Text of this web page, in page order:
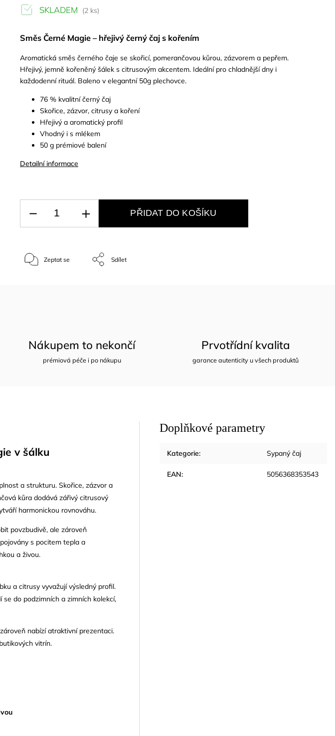
Směs Černé Magie – hřejivý černý čaj s kořením
Aromatická směs černého čaje se skořicí, pomerančovou kůrou, zázvorem a pepřem.
Hřejivý, jemně kořeněný šálek s citrusovým akcentem. Ideální pro chladnější dny i
každodenní rituál. Baleno v elegantní 50g plechovce.
76 % kvalitní černý čaj
Skořice, zázvor, citrusy a koření
Hřejivý a aromatický profil
Vhodný i s mlékem
50 g prémiové balení
Detailní informace
SKLADEM (2 ks)
PŘIDAT DO KOŠÍKU
Zeptat se Sdílet
Nákupem to nekončí
prémiová péče i po nákupu
Prvotřídní kvalita
garance autenticity u všech produktů
v šálku
a strukturu. Skořice, zázvor a
kůra dodává zářivý citrusový
harmonickou rovnováhu.
povzbudivě, ale zároveň
s pocitem tepla a
a živou.
a citrusy vyvažují výsledný profil.
do podzimních a zimních kolekcí,
nabízí atraktivní prezentaci.
vitrín.
Doplňkové parametry
Kategorie: Sypaný čaj
EAN: 5056368353543